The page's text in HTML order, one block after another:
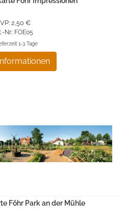
2,50 €
Nr.: FOE05
1-3 Tage
Föhr Park an der Mühle